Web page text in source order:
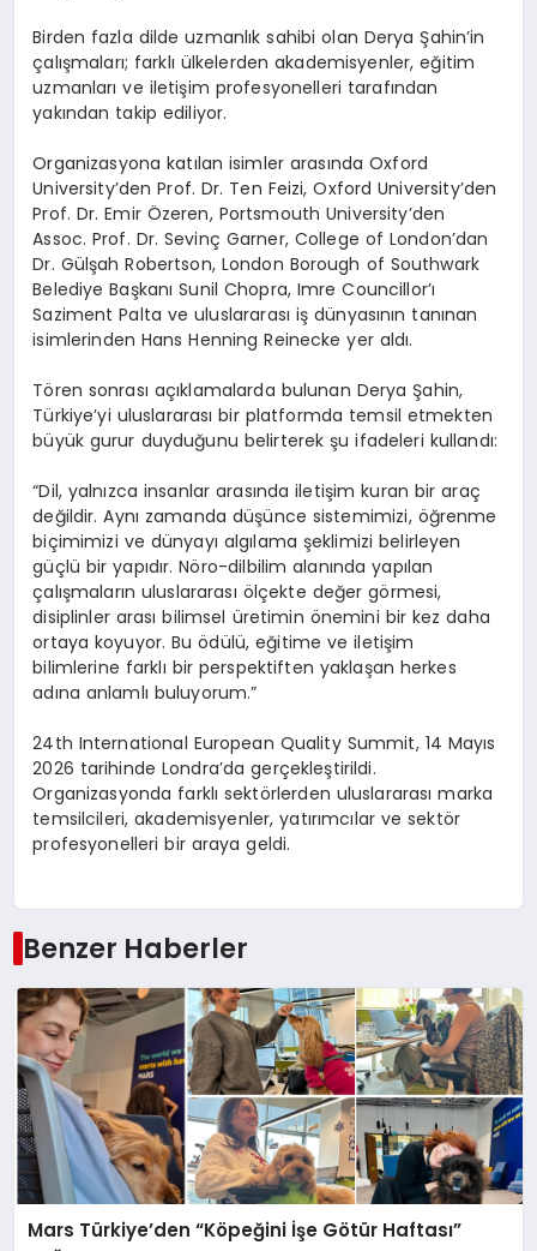
Birden fazla dilde uzmanlık sahibi olan Derya Şahin’in
çalışmaları; farklı ülkelerden akademisyenler, eğitim
uzmanları ve iletişim profesyonelleri tarafından
yakından takip ediliyor.
Organizasyona katılan isimler arasında Oxford
University’den Prof. Dr. Ten Feizi, Oxford University’den
Prof. Dr. Emir Özeren, Portsmouth University’den
Assoc. Prof. Dr. Sevinç Garner, College of London’dan
Dr. Gülşah Robertson, London Borough of Southwark
Belediye Başkanı Sunil Chopra, Imre Councillor’ı
Saziment Palta ve uluslararası iş dünyasının tanınan
isimlerinden Hans Henning Reinecke yer aldı.
Tören sonrası açıklamalarda bulunan Derya Şahin,
Türkiye’yi uluslararası bir platformda temsil etmekten
büyük gurur duyduğunu belirterek şu ifadeleri kullandı:
“Dil, yalnızca insanlar arasında iletişim kuran bir araç
değildir. Aynı zamanda düşünce sistemimizi, öğrenme
biçimimizi ve dünyayı algılama şeklimizi belirleyen
güçlü bir yapıdır. Nöro-dilbilim alanında yapılan
çalışmaların uluslararası ölçekte değer görmesi,
disiplinler arası bilimsel üretimin önemini bir kez daha
ortaya koyuyor. Bu ödülü, eğitime ve iletişim
bilimlerine farklı bir perspektiften yaklaşan herkes
adına anlamlı buluyorum.”
24th International European Quality Summit, 14 Mayıs
2026 tarihinde Londra’da gerçekleştirildi.
Organizasyonda farklı sektörlerden uluslararası marka
temsilcileri, akademisyenler, yatırımcılar ve sektör
profesyonelleri bir araya geldi.
Benzer Haberler
Mars Türkiye’den “Köpeğini İşe Götür Haftası”